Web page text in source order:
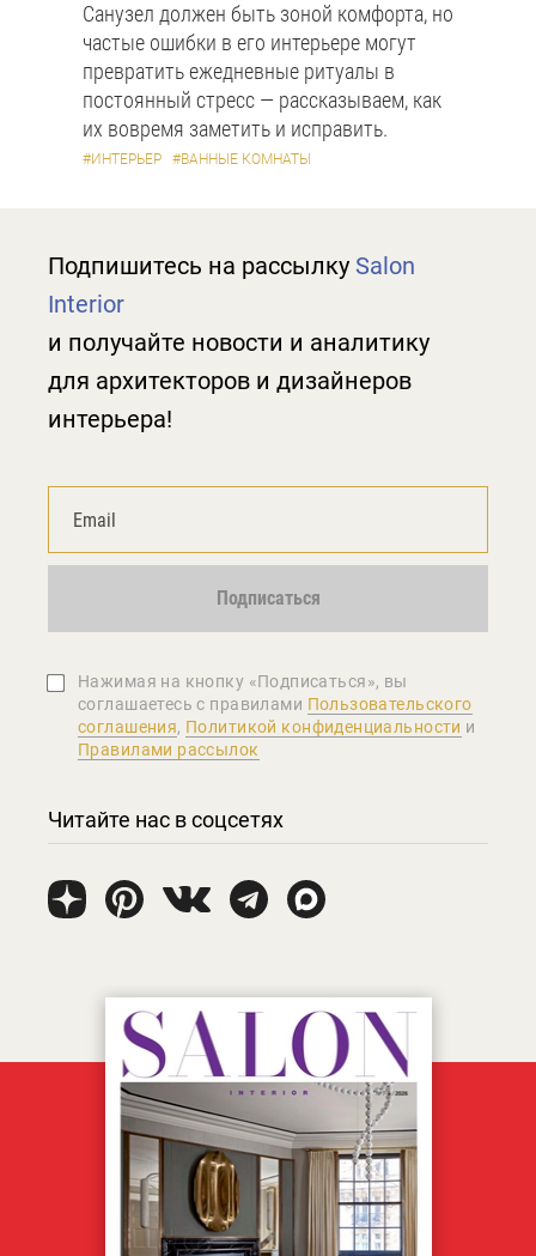
Санузел должен быть зоной комфорта, но
частые ошибки в его интерьере могут
превратить ежедневные ритуалы в
постоянный стресс — рассказываем, как
их вовремя заметить и исправить.
#ИНТЕРЬЕР #ВАННЫЕ КОМНАТЫ
Подпишитесь на рассылку Salon
Interior
и получайте новости и аналитику
для архитекторов и дизайнеров
интерьера!
Подписаться
Нажимая на кнопку «Подписаться», вы
соглашаетеcь с правилами Пользовательского
соглашения, Политикой конфиденциальности и
Правилами рассылок
Читайте нас в соцсетях